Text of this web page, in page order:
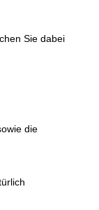
Sie dabei
die